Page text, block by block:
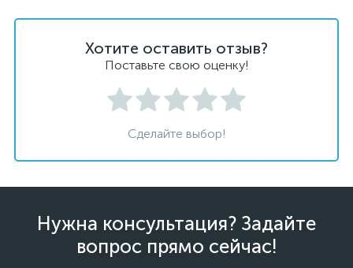
Хотите оставить отзыв?
Поставьте свою оценку!
Сделайте выбор!
Нужна консультация? Задайте
вопрос прямо сейчас!